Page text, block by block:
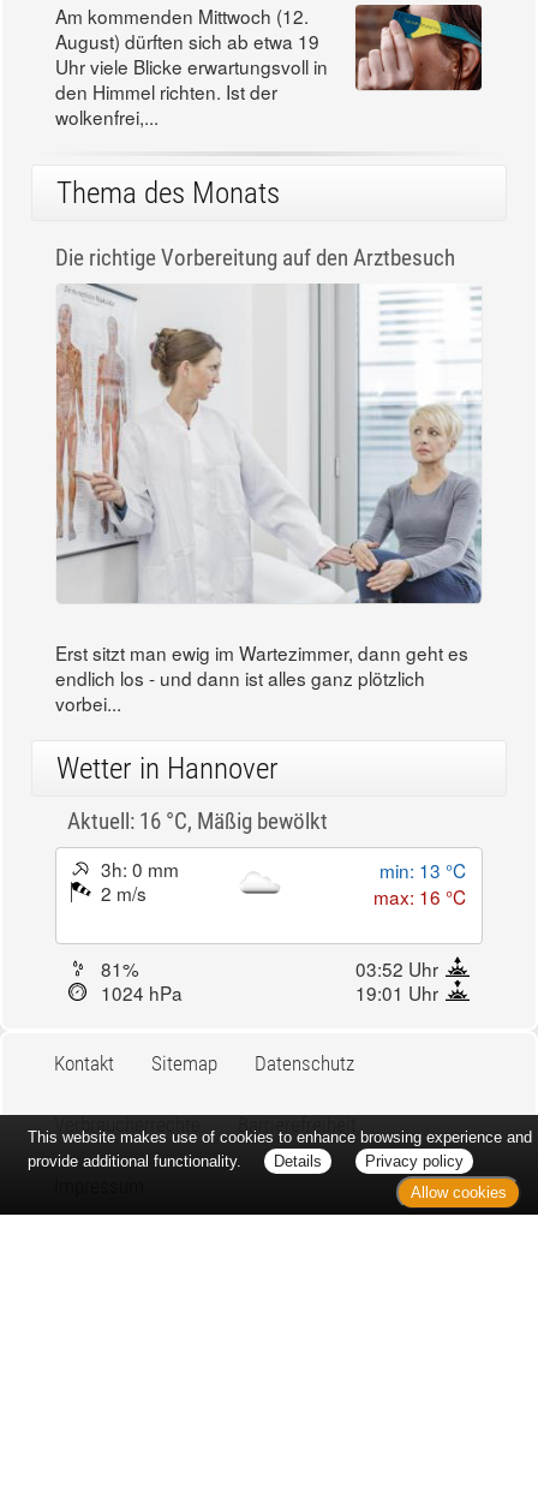
Am kommenden Mittwoch (12.
August) dürften sich ab etwa 19
Uhr viele Blicke erwartungsvoll in
den Himmel richten. Ist der
wolkenfrei,...
Thema des Monats
Die richtige Vorbereitung auf den Arztbesuch
Erst sitzt man ewig im Wartezimmer, dann geht es
endlich los - und dann ist alles ganz plötzlich
vorbei...
Wetter in Hannover
Aktuell: 16 °C, Mäßig bewölkt
3h: 0 mm
2 m/s
min: 13 °C
max: 16 °C
81%
03:52 Uhr
1024 hPa
19:01 Uhr
Kontakt Sitemap Datenschutz
This website makes use of cookies to enhance browsing experience and
provide additional functionality.
Details
Privacy policy
Allow cookies